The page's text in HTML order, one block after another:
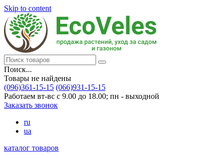
Skip to content
Поиск...
Товары не найдены
(096)361-15-15 (066)931-15-15
Работаем вт-вс с 9.00 до 18.00; пн - выходной
Заказать звонок
ru
ua
каталог товаров